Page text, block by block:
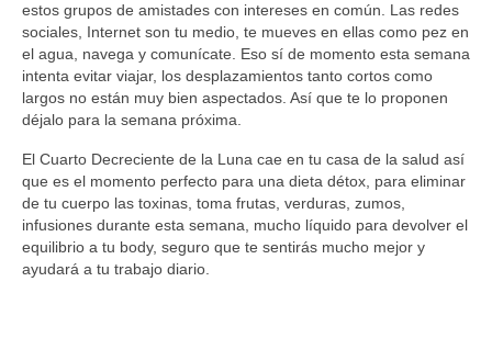
estos grupos de amistades con intereses en común. Las redes
sociales, Internet son tu medio, te mueves en ellas como pez en
el agua, navega y comunícate. Eso sí de momento esta semana
intenta evitar viajar, los desplazamientos tanto cortos como
largos no están muy bien aspectados. Así que te lo proponen
déjalo para la semana próxima.
El Cuarto Decreciente de la Luna cae en tu casa de la salud así
que es el momento perfecto para una dieta détox, para eliminar
de tu cuerpo las toxinas, toma frutas, verduras, zumos,
infusiones durante esta semana, mucho líquido para devolver el
equilibrio a tu body, seguro que te sentirás mucho mejor y
ayudará a tu trabajo diario.